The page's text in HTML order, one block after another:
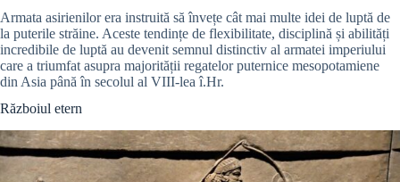
Armata asirienilor era instruită să învețe cât mai multe idei de luptă de
la puterile străine. Aceste tendințe de flexibilitate, disciplină și abilități
incredibile de luptă au devenit semnul distinctiv al armatei imperiului
care a triumfat asupra majorității regatelor puternice mesopotamiene
din Asia până în secolul al VIII-lea î.Hr.
Războiul etern